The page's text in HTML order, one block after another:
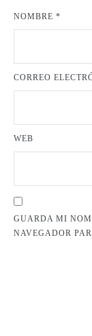
NOMBRE *
CORREO
WEB
GUARDA MI
NAVEGADOR